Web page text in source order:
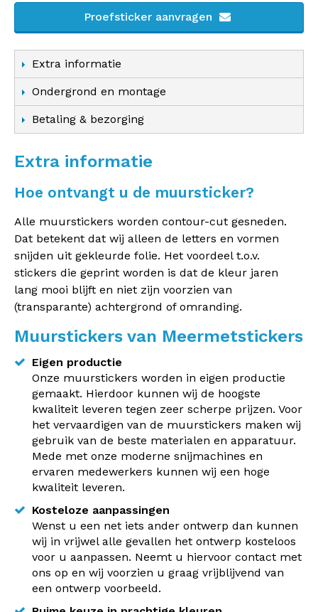
Proefsticker aanvragen
Extra informatie
Ondergrond en montage
Betaling & bezorging
Extra informatie
Hoe ontvangt u de muursticker?
Alle muurstickers worden contour-cut gesneden.
Dat betekent dat wij alleen de letters en vormen
snijden uit gekleurde folie. Het voordeel t.o.v.
stickers die geprint worden is dat de kleur jaren
lang mooi blijft en niet zijn voorzien van
(transparante) achtergrond of omranding.
Muurstickers van Meermetstickers
Eigen productie
Onze muurstickers worden in eigen productie
gemaakt. Hierdoor kunnen wij de hoogste
kwaliteit leveren tegen zeer scherpe prijzen. Voor
het vervaardigen van de muurstickers maken wij
gebruik van de beste materialen en apparatuur.
Mede met onze moderne snijmachines en
ervaren medewerkers kunnen wij een hoge
kwaliteit leveren.
Kosteloze aanpassingen
Wenst u een net iets ander ontwerp dan kunnen
wij in vrijwel alle gevallen het ontwerp kosteloos
voor u aanpassen. Neemt u hiervoor contact met
ons op en wij voorzien u graag vrijblijvend van
een ontwerp voorbeeld.